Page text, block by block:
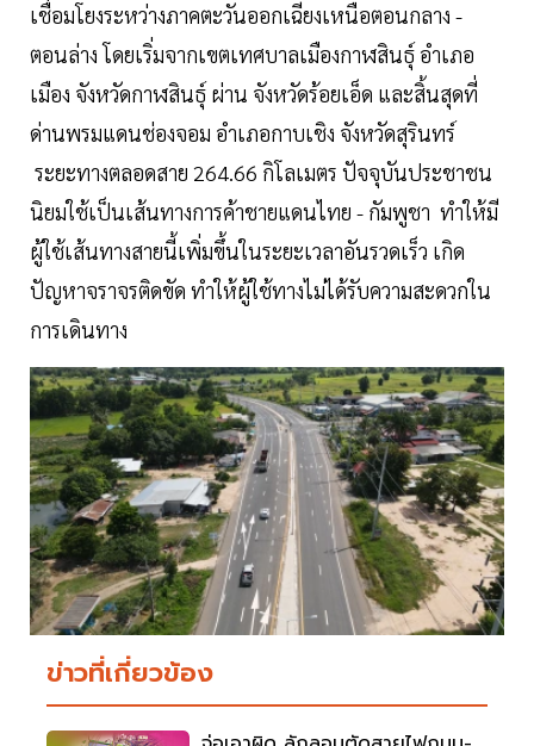
เชื่อมโยงระหว่างภาคตะวันออกเฉียงเหนือตอนกลาง -
ตอนล่าง โดยเริ่มจากเขตเทศบาลเมืองกาฬสินธุ์ อำเภอ
เมือง จังหวัดกาฬสินธุ์ ผ่าน จังหวัดร้อยเอ็ด และสิ้นสุดที่
ด่านพรมแดนช่องจอม อำเภอกาบเชิง จังหวัดสุรินทร์
ระยะทางตลอดสาย 264.66 กิโลเมตร ปัจจุบันประชาชน
นิยมใช้เป็นเส้นทางการค้าชายแดนไทย - กัมพูชา ทำให้มี
ผู้ใช้เส้นทางสายนี้เพิ่มขึ้นในระยะเวลาอันรวดเร็ว เกิด
ปัญหาจราจรติดขัด ทำให้ผู้ใช้ทางไม่ได้รับความสะดวกใน
การเดินทาง
ข่าวที่เกี่ยวข้อง